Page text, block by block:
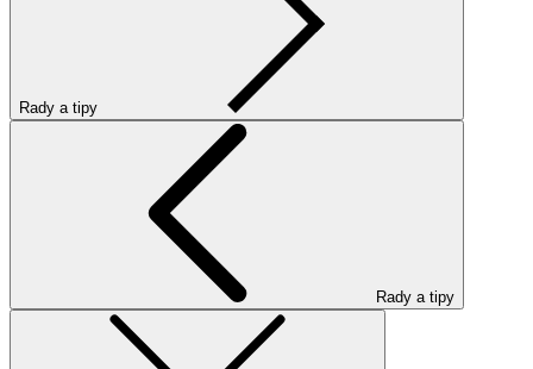
Rady a tipy
Rady a tipy